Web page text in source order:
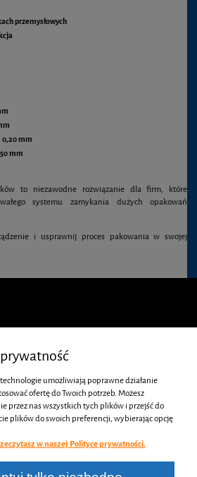
przemysłowych
0,20 mm
mm
to niezawodne rozwiązanie dla firm, które
systemu zamykania dużych opakowań
i usprawnij proces pakowania w swojej
umożliwiają poprawne działanie
ofertę do Twoich potrzeb. Możesz
przez nas wszystkich tych plików i przejść do
plików do swoich preferencji, wybierając opcję
w naszej Polityce prywatności.